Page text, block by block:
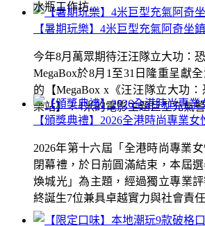
【暑期玩樂】4米巨型充氣阿奇坐
今年8月萬眾期待汪汪隊立大功：
MegaBox於8月1至31日隆重呈獻
的【MegaBox x《汪汪隊立大功
樂站】！4米的電影主題巨型充氣
水瓶工作坊...
【頒獎典禮】2026全港時尚專業女
2026年第十六屆「全港時尚專業
閉幕禮，於日前圓滿結束，本屆
煥城光」為主題，經過獨立專業
終誕生7位兼具卓越實力與社會責